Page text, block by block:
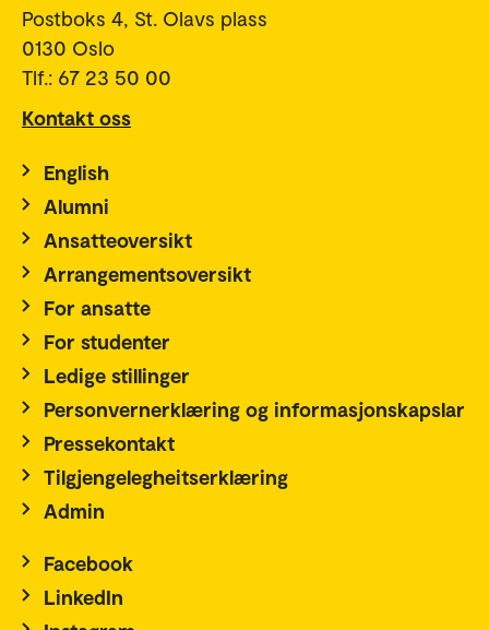
Postboks 4, St. Olavs plass
0130 Oslo
Tlf.: 67 23 50 00
Kontakt oss
English
Alumni
Ansatteoversikt
Arrangementsoversikt
For ansatte
For studenter
Ledige stillinger
Personvernerklæring og informasjonskapslar
Pressekontakt
Tilgjengelegheitserklæring
Admin
Facebook
LinkedIn